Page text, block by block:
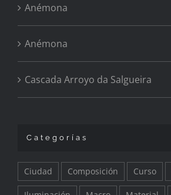
Anémona
Anémona
Cascada Arroyo da Salgueira
Categorías
Ciudad Composición Curso